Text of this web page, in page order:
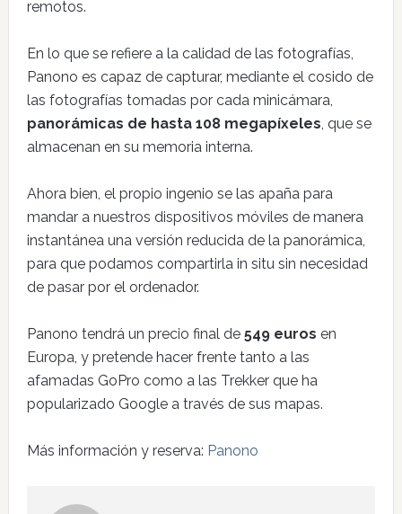
remotos.
En lo que se refiere a la calidad de las fotografías,
Panono es capaz de capturar, mediante el cosido de
las fotografías tomadas por cada minicámara,
panorámicas de hasta 108 megapíxeles, que se
almacenan en su memoria interna.
Ahora bien, el propio ingenio se las apaña para
mandar a nuestros dispositivos móviles de manera
instantánea una versión reducida de la panorámica,
para que podamos compartirla in situ sin necesidad
de pasar por el ordenador.
Panono tendrá un precio final de549 euros en
Europa, y pretende hacer frente tanto a las
afamadas GoPro como a las Trekker que ha
popularizado Google a través de sus mapas.
Más información y reserva: Panono